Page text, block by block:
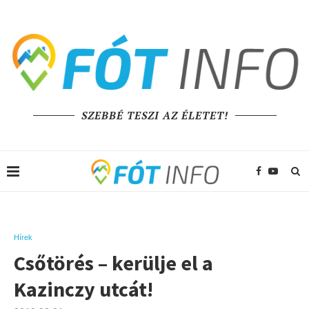
SZEBBÉ TESZI AZ ÉLETET!
Hírek
Csőtörés – kerülje el a
Kazinczy utcát!